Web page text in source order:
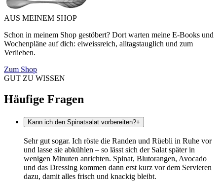
AUS MEINEM SHOP
Schon in meinem Shop gestöbert? Dort warten meine E-Books und
Wochenpläne auf dich: eiweissreich, alltagstauglich und zum
Verlieben.
Zum Shop
GUT ZU WISSEN
Häufige Fragen
Kann ich den Spinatsalat vorbereiten?+
Sehr gut sogar. Ich röste die Randen und Rüebli in Ruhe vor
und lasse sie abkühlen – so lässt sich der Salat später in
wenigen Minuten anrichten. Spinat, Blutorangen, Avocado
und das Dressing kommen dann erst kurz vor dem Servieren
dazu, damit alles frisch und knackig bleibt.